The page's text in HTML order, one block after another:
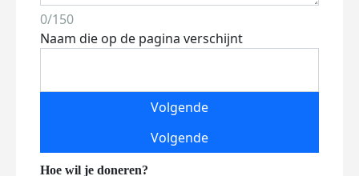
0/150
Naam die op de pagina verschijnt
Volgende
Volgende